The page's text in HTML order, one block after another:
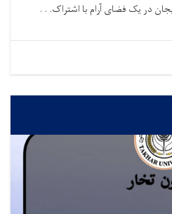
در یک فضای آرام با اشتراک. . .